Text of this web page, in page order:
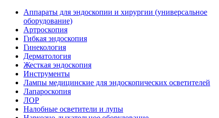
Аппараты для эндоскопии и хирургии (универсальное
оборудование)
Артроскопия
Гибкая эндоскопия
Гинекология
Дерматология
Жесткая эндоскопия
Инструменты
Лампы медицинские для эндоскопических осветителей
Лапароскопия
ЛОР
Налобные осветители и лупы